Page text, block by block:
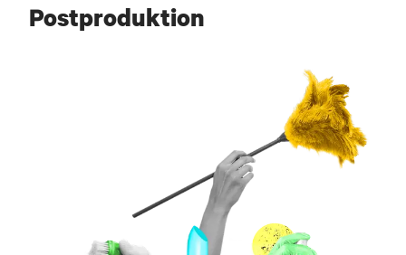
Postproduktion